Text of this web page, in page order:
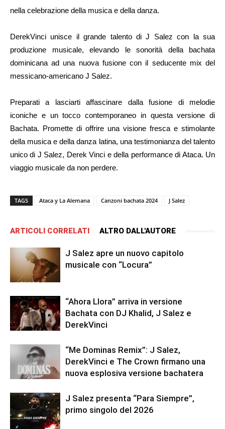
nella celebrazione della musica e della danza.
DerekVinci unisce il grande talento di J Salez con la sua
produzione musicale, elevando le sonorità della bachata
dominicana ad una nuova fusione con il seducente mix del
messicano-americano J Salez.
Preparati a lasciarti affascinare dalla fusione di melodie
iconiche e un tocco contemporaneo in questa versione di
Bachata. Promette di offrire una visione fresca e stimolante
della musica e della danza latina, una testimonianza del talento
unico di J Salez, Derek Vinci e della performance di Ataca. Un
viaggio musicale da non perdere.
TAGS Ataca y La Alemana Canzoni bachata 2024 J Salez
ARTICOLI CORRELATI ALTRO DALL'AUTORE
J Salez apre un nuovo capitolo
musicale con “Locura”
“Ahora Llora” arriva in versione
Bachata con DJ Khalid, J Salez e
DerekVinci
“Me Dominas Remix”: J Salez,
DerekVinci e The Crown firmano una
nuova esplosiva versione bachatera
J Salez presenta “Para Siempre”,
primo singolo del 2026